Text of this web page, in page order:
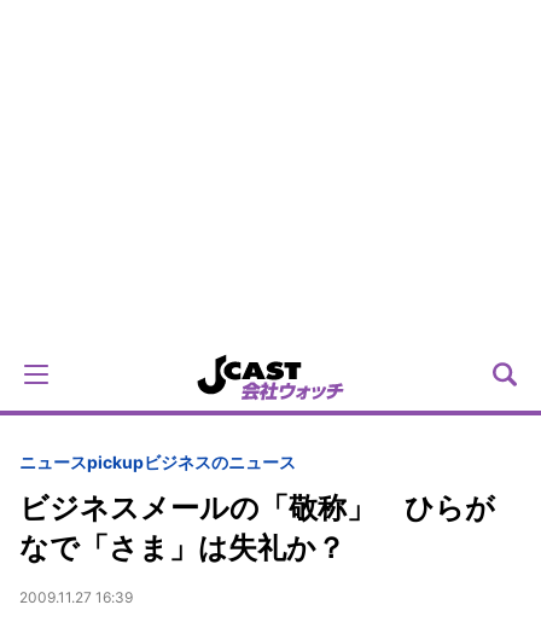
ニュースpickupビジネスのニュース
ビジネスメールの「敬称」 ひらが
なで「さま」は失礼か？
2009.11.27 16:39